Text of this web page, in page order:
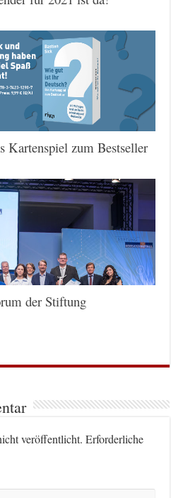
Kartenspiel zum Bestseller
der Stiftung
veröffentlicht. Erforderliche